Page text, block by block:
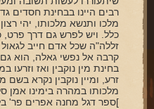
רבים היינו בבחינת חסדים
מלכו ותנשא מלכותו, יהי
כלל. ויש לפרש גם דרך פרט,
זללה"ה שכל אדם חייב
קרבה אל נפשי גאלה, הוא גם
בחינת מין נוקבין ואז וזרעו
זרע, ומיין נוקבין נקרא בשם
מלכותו במהרה בימינו אמן
]ספר דגל מחנה אפרים פר'